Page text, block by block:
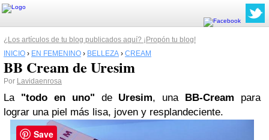
¿Los artículos de tu blog publicados aquí? ¡Propón tu blog!
INICIO › EN FEMENINO › BELLEZA › CREAM
BB Cream de Uresim
Por Lavidaenrosa
La "todo en uno" deUresim, una BB-Cream para
lograr una piel más lisa, joven y resplandeciente.
Save